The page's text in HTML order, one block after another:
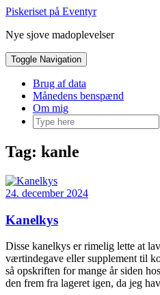
Skip
content
Piskeriset på Eventyr
Nye sjove madoplevelser
Toggle Navigation
Brug af data
Månedens benspænd
Om mig
Tag: kanle
24. december 2024
Kanelkys
Disse kanelkys er rimelig lette at
værtindegave eller supplement til
så opskriften for mange år siden
den frem fra lageret igen, da jeg